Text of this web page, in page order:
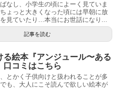
なし、小学生の頃によーく見ていま
ょっと大きくなった頃には早朝に放
見ていたり…本当にお世話になり...
記事を読む
る絵本『アンジュール〜ある
口コミはこちら
とかく子供向けと扱われることが多
も、大人にこそ読んで欲しい絵本が